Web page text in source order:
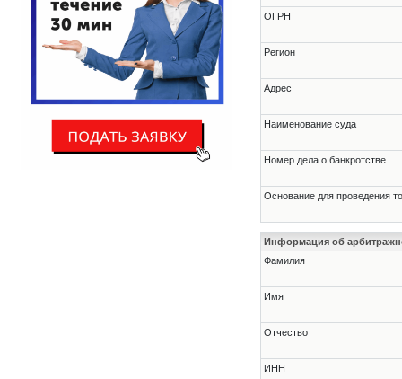
ОГРН
Регион
Адрес
Наименование суда
Номер дела о банкротстве
Основание для проведения
Информация об
Фамилия
Имя
Отчество
ИНН